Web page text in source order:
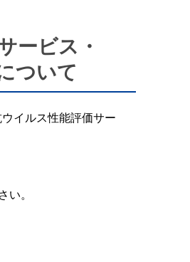
ービス・
ついて
イルス性能評価サー
い。